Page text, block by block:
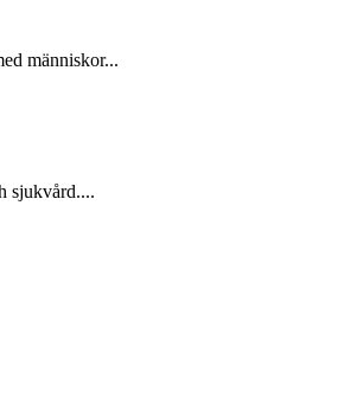
människor...
sjukvård....